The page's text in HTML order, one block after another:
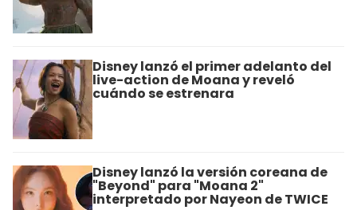
Disney lanzó el primer adelanto del
live-action de Moana y reveló
cuándo se estrenara
Disney lanzó la versión coreana de
"Beyond" para "Moana 2"
interpretado por Nayeon de TWICE